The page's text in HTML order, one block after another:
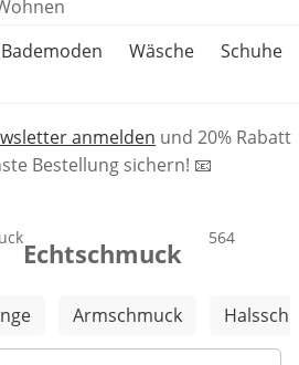
Bademoden Wäsche Schuhe
anmelden und 20% Rabatt
Bestellung sichern! 📧
Echtschmuck Produkte
564
Armschmuck